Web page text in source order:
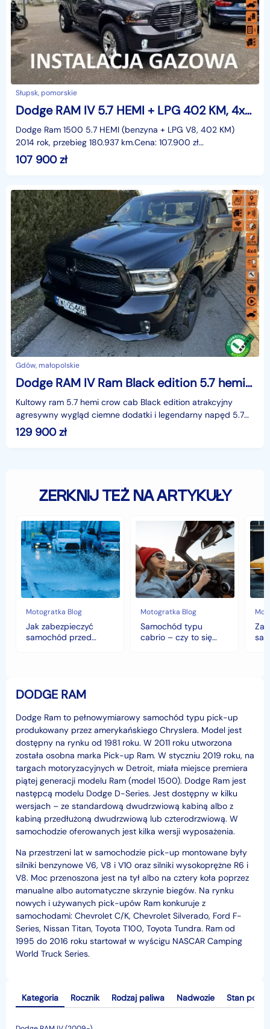
Słupsk, pomorskie
Dodge RAM IV 5.7 HEMI + LPG 402 KM, 4x4, Kamera, Klima, Alufelgi, Bluetooth, Isof
Dodge Ram 1500 5.7 HEMI (benzyna + LPG V8, 402 KM)
2014 rok, przebieg 180.937 km.Cena: 107.900 zł
Opis:Elektryczne szyby przód i tył, elektryczne lusterka, wspo
107 900zł
Gdów, małopolskie
Dodge RAM IV Ram Black edition 5.7 hemi 4x4
Kultowy ram 5.7 hemi crow cab Black edition atrakcyjny
agresywny wygląd ciemne dodatki i legendarny napęd 5.7
hemi z 8 hp automatic autko bezwypadkowe malowany
129 900zł
ZERKNIJ TEŻ NA ARTYKUŁY
Jak
zabezpieczyć
samochód
przed
jesiennymi
chłodami
i
deszczem?
Motogratka Blog
Jak zabezpieczyć
samochód przed
Samochód
cabrio
–
czy
to
się
opłaca
w
polskim
klimacie?
Motogratka Blog
Samochód typu
cabrio – czy to się
czyli
DODGE RAM
Dodge Ram to pełnowymiarowy samochód typu pick-up
produkowany przez amerykańskiego Chryslera. Model jest
dostępny na rynku od 1981 roku. W 2011 roku utworzona
została osobna marka Pick-up Ram. W styczniu 2019 roku, na
targach motoryzacyjnych w Detroit, miała miejsce premiera
piątej generacji modelu Ram (model 1500). Dodge Ram jest
następcą modelu Dodge D-Series. Jest dostępny w kilku
wersjach – ze standardową dwudrzwiową kabiną albo z
kabiną przedłużoną dwudrzwiową lub czterodrzwiową. W
samochodzie oferowanych jest kilka wersji wyposażenia.
Na przestrzeni lat w samochodzie pick-up montowane były
silniki benzynowe V6, V8 i V10 oraz silniki wysokoprężne R6 i
V8. Moc przenoszona jest na tył albo na cztery koła poprzez
manualne albo automatyczne skrzynie biegów. Na rynku
nowych i używanych pick-upów Ram konkuruje z
samochodami: Chevrolet C/K, Chevrolet Silverado, Ford F-
Series, Nissan Titan, Toyota T100, Toyota Tundra. Ram od
1995 do 2016 roku startował w wyścigu NASCAR Camping
World Truck Series.
Kategoria Rocznik Rodzaj paliwa Nadwozie Stan